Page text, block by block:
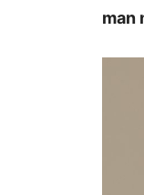
man